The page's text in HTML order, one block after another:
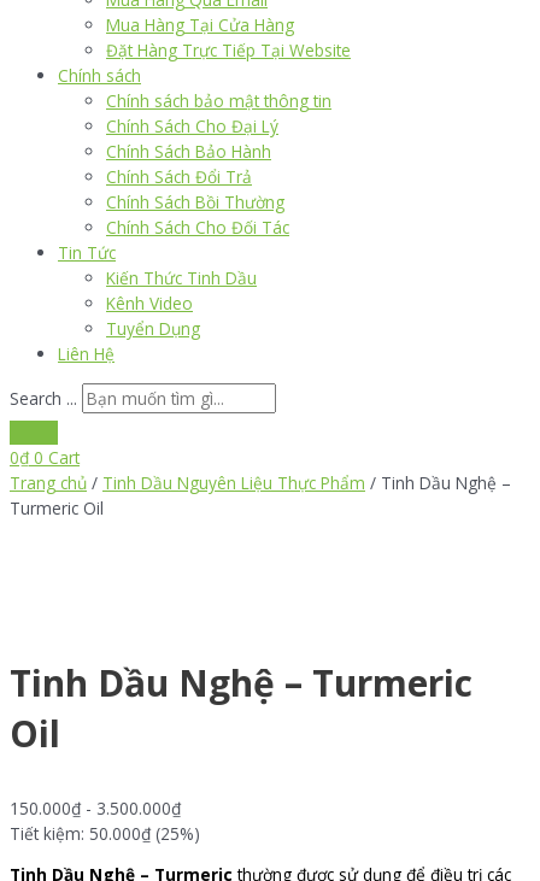
Mua Hàng Tại Cửa Hàng
Đặt Hàng Trực Tiếp Tại Website
Chính sách
Chính sách bảo mật thông tin
Chính Sách Cho Đại Lý
Chính Sách Bảo Hành
Chính Sách Đổi Trả
Chính Sách Bồi Thường
Chính Sách Cho Đối Tác
Tin Tức
Kiến Thức Tinh Dầu
Kênh Video
Tuyển Dụng
Liên Hệ
Search ...
0₫ 0 Cart
Trang chủ / Tinh Dầu Nguyên Liệu Thực Phẩm / Tinh Dầu Nghệ –
Turmeric Oil
Tinh Dầu Nghệ – Turmeric
Oil
150.000₫- 3.500.000₫
Tiết kiệm: 50.000₫ (25%)
Tinh Dầu Nghệ – Turmeric thường được sử dụng để điều trị các